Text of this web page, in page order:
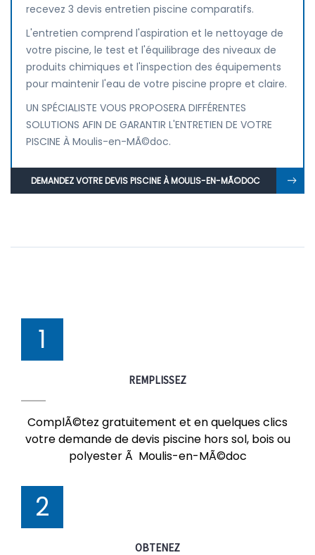
recevez 3 devis entretien piscine comparatifs.
L'entretien comprend l'aspiration et le nettoyage de
votre piscine, le test et l'équilibrage des niveaux de
produits chimiques et l'inspection des équipements
pour maintenir l'eau de votre piscine propre et claire.
UN SPÉCIALISTE VOUS PROPOSERA DIFFÉRENTES
SOLUTIONS AFIN DE GARANTIR L'ENTRETIEN DE VOTRE
PISCINE À Moulis-en-MÃ©doc.
DEMANDEZ VOTRE DEVIS PISCINE À MOULIS-EN-MÃ©DOC
1
REMPLISSEZ
ComplÃ©tez gratuitement et en quelques clics
votre demande de devis piscine hors sol, bois ou
polyester Ã Moulis-en-MÃ©doc
2
OBTENEZ